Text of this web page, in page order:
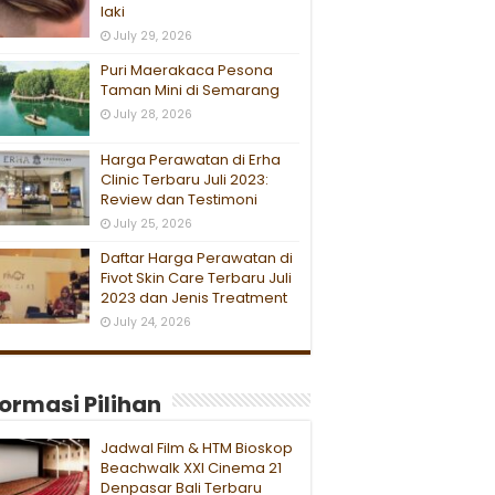
laki
July 29, 2026
Puri Maerakaca Pesona
Taman Mini di Semarang
July 28, 2026
Harga Perawatan di Erha
Clinic Terbaru Juli 2023:
Review dan Testimoni
July 25, 2026
Daftar Harga Perawatan di
Fivot Skin Care Terbaru Juli
2023 dan Jenis Treatment
July 24, 2026
Pilihan
Jadwal Film & HTM Bioskop
Beachwalk XXI Cinema 21
Denpasar Bali Terbaru